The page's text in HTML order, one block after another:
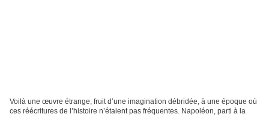
Voilà une œuvre étrange, fruit d’une imagination débridée, à une époque où
ces réécritures de l’histoire n’étaient pas fréquentes. Napoléon, parti à la